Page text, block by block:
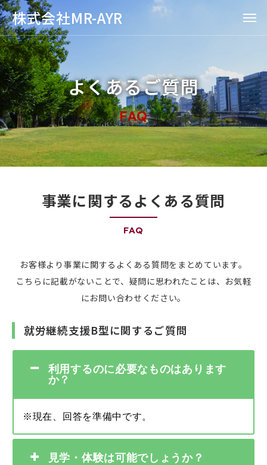
株式会社MR-AYR
よくあるご質問
FAQ
事業に関するよくある質問
FAQ
お客様より事業に関するよくある質問をまとめています。
こちらに記載がないことで、疑問に思われたことは、お気軽
にお問い合わせください。
就労継続支援B型に関するご質問
利用するのに必要なものはあります
か？
※現在、回答を準備中です。
見学・体験は可能でしょうか？